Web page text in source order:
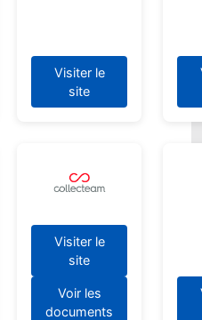
Visiter le
site
Visiter le
site
Voir les
documents